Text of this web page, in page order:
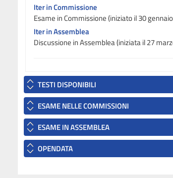
Iter in Commissione
Esame in Commissione (iniziato il 30
Iter in Assemblea
Discussione in Assemblea (iniziata il 27
TESTI DISPONIBILI
ESAME NELLE COMMISSIONI
ESAME IN ASSEMBLEA
OPENDATA